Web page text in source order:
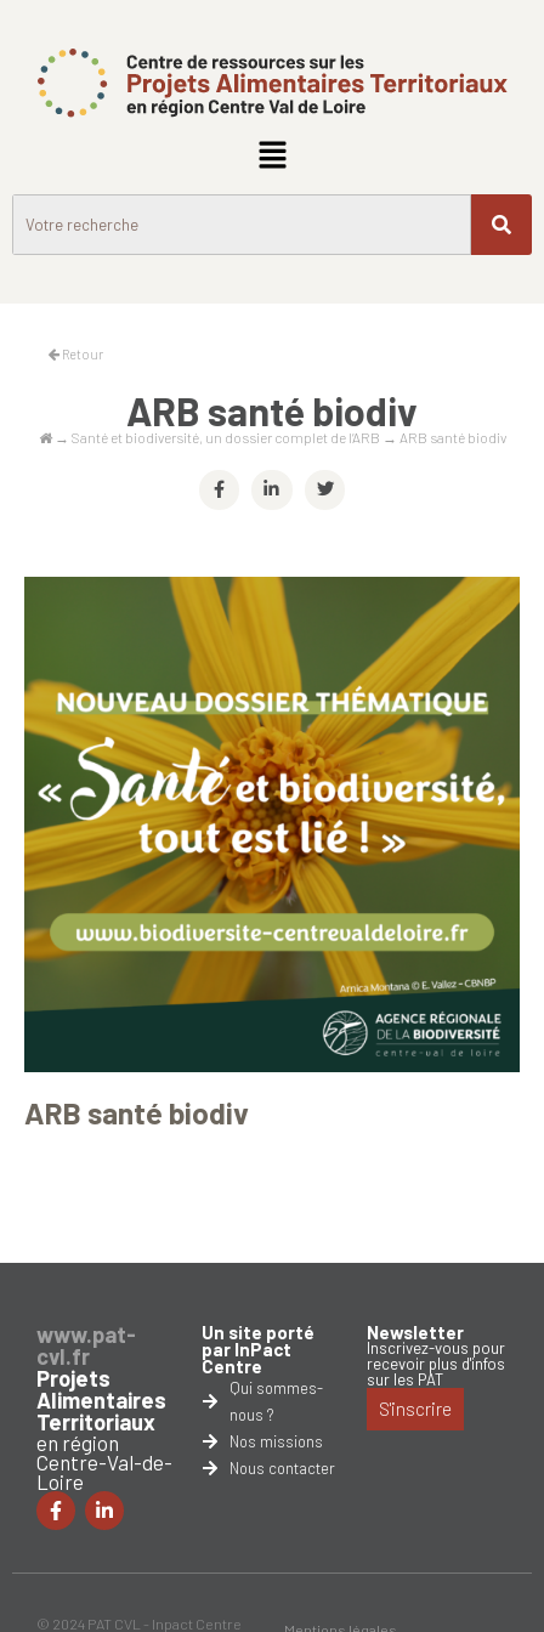
Retour
ARB santé biodiv
→ Santé et biodiversité, un dossier complet de l’ARB → ARB santé biodiv
ARB santé biodiv
www.pat-
cvl.fr
Projets
Alimentaires
Territoriaux
en région
Centre-Val-de-
Loire
Un site porté
par InPact
Centre
Qui sommes-
nous ?
Nos missions
Nous contacter
Newsletter
Inscrivez-vous pour
recevoir plus d'infos
sur les PAT
S'inscrire
© 2024 PAT CVL - Inpact Centre